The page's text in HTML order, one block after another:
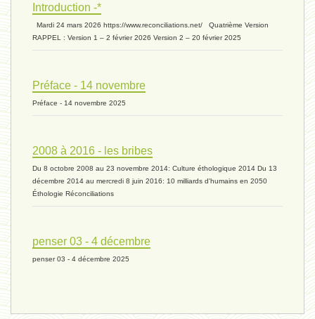
biomasse - 10 mai 2024*
univers 11 - 28 mars 2024*
Introduction -*
Mardi 24 mars 2026 https://www.reconciliations.net/ Quatrième Version
RAPPEL : Version 1 – 2 février 2026 Version 2 – 20 février 2025
Préface - 14 novembre
Préface - 14 novembre 2025
2008 à 2016 - les bribes
Du 8 octobre 2008 au 23 novembre 2014: Culture éthologique 2014 Du 13
décembre 2014 au mercredi 8 juin 2016: 10 milliards d'humains en 2050
Éthologie Réconciliations
penser 03 - 4 décembre
penser 03 - 4 décembre 2025